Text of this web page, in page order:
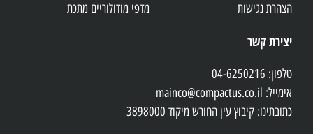
הצהרת נגישות
מדפי מודולוריים מתכת
יצירת קשר
טלפון: 04-6250216
אימייל: mainco@compactus.co.il
כתובתינו: קיבוץ עין החורש מיקוד 3898000